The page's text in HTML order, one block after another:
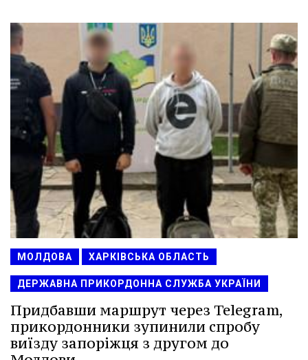
МОЛДОВА ХАРКІВСЬКА ОБЛАСТЬ
ДЕРЖАВНА ПРИКОРДОННА СЛУЖБА УКРАЇНИ
Придбавши маршрут через Telegram,
прикордонники зупинили спробу
виїзду запоріжця з другом до